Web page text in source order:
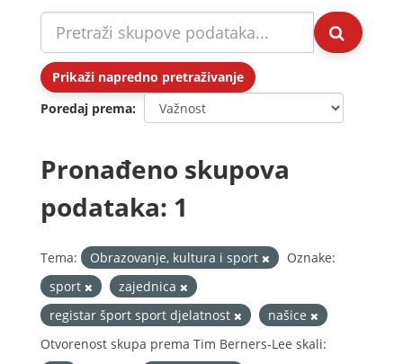
Prikaži napredno pretraživanje
Poredaj prema
Pronađeno skupova
podataka: 1
Tema: Obrazovanje, kultura i sport
Oznake:
sport
zajednica
registar šport sport djelatnost
našice
Otvorenost skupa prema Tim Berners-Lee skali: